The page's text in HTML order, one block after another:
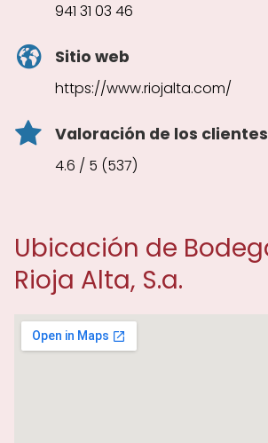
941 31 03 46
Sitio web
https://www.riojalta.com/
Valoración de los clientes
4.6 / 5 (537)
Ubicación de
Rioja Alta, S.a.